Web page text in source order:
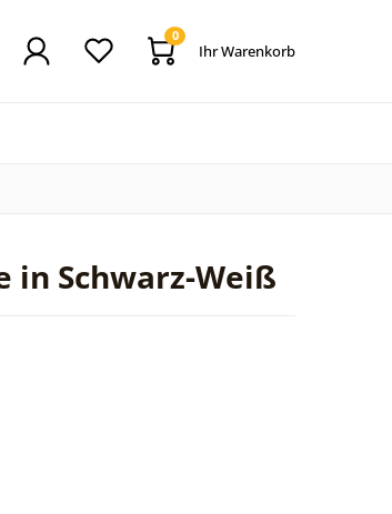
0
Ihr Warenkorb
in Schwarz-Weiß